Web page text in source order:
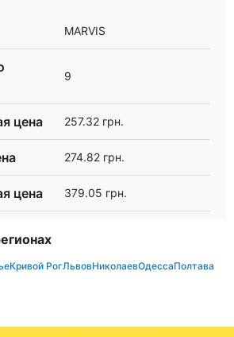
MARVIS
9
цена 257.32 грн.
274.82 грн.
цена 379.05 грн.
Кривой РогЛьвовНиколаевОдессаПолтава